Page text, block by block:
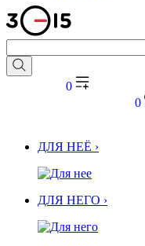
0
0
ДЛЯ НЕЁ ›
ДЛЯ НЕГО ›